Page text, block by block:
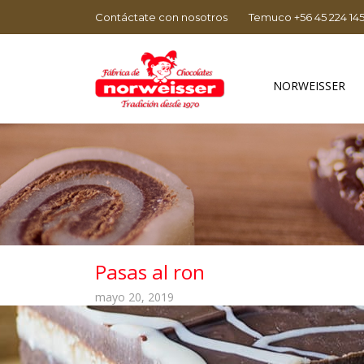
Contáctate con nosotros Temuco +56 45 224
NORWEISSER
Pasas al ron
mayo 20, 2019